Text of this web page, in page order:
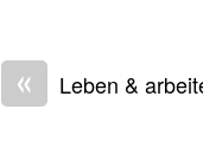
« Leben &